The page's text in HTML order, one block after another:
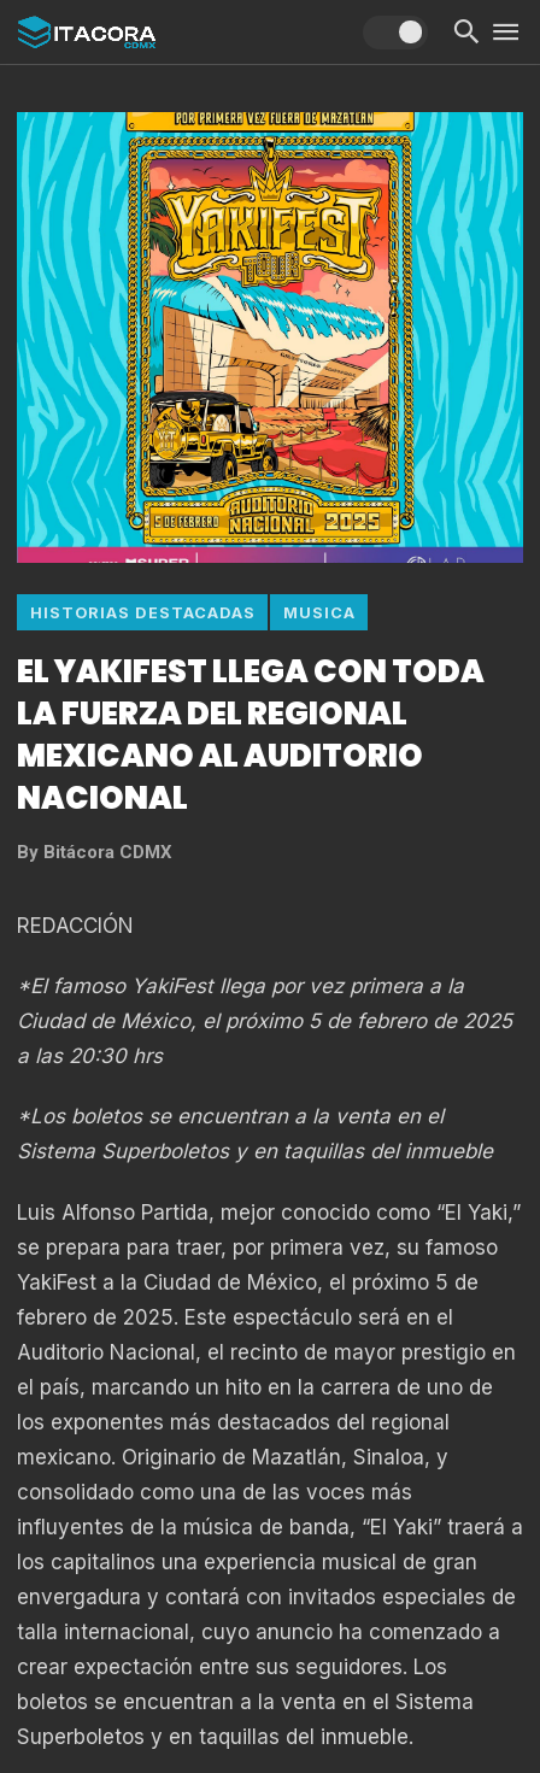
HISTORIAS DESTACADAS MUSICA
EL YAKIFEST LLEGA CON TODA
LA FUERZA DEL REGIONAL
MEXICANO AL AUDITORIO
NACIONAL
By Bitácora CDMX
REDACCIÓN
*El famoso YakiFest llega por vez primera a la
Ciudad de México, el próximo 5 de febrero de 2025
a las 20:30 hrs
*Los boletos se encuentran a la venta en el
Sistema Superboletos y en taquillas del inmueble
Luis Alfonso Partida, mejor conocido como “El Yaki,”
se prepara para traer, por primera vez, su famoso
YakiFest a la Ciudad de México, el próximo 5 de
febrero de 2025. Este espectáculo será en el
Auditorio Nacional, el recinto de mayor prestigio en
el país, marcando un hito en la carrera de uno de
los exponentes más destacados del regional
mexicano. Originario de Mazatlán, Sinaloa, y
consolidado como una de las voces más
influyentes de la música de banda, “El Yaki” traerá a
los capitalinos una experiencia musical de gran
envergadura y contará con invitados especiales de
talla internacional, cuyo anuncio ha comenzado a
crear expectación entre sus seguidores. Los
boletos se encuentran a la venta en el Sistema
Superboletos y en taquillas del inmueble.